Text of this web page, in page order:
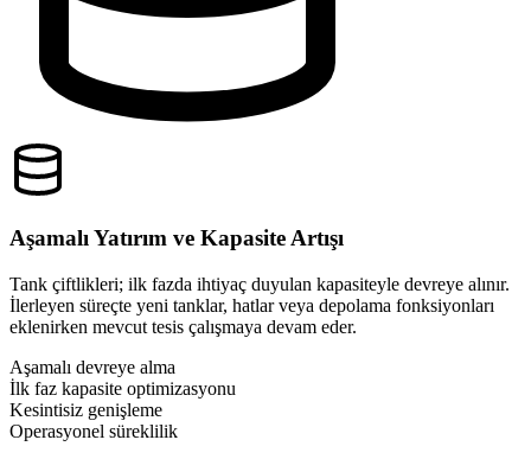
Aşamalı Yatırım ve Kapasite Artışı
Tank çiftlikleri; ilk fazda ihtiyaç duyulan kapasiteyle devreye alınır.
İlerleyen süreçte yeni tanklar, hatlar veya depolama fonksiyonları
eklenirken mevcut tesis çalışmaya devam eder.
Aşamalı devreye alma
İlk faz kapasite optimizasyonu
Kesintisiz genişleme
Operasyonel süreklilik